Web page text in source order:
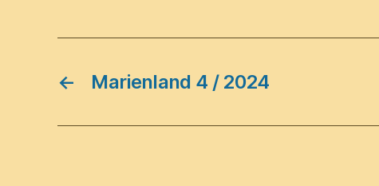
← Marienland 4 / 2024